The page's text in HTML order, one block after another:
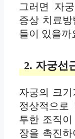
그러면 자
증상 치료
들이 있을까
2. 자궁선
자궁의 크기
정상적으로
투한 조직
장을 촉진